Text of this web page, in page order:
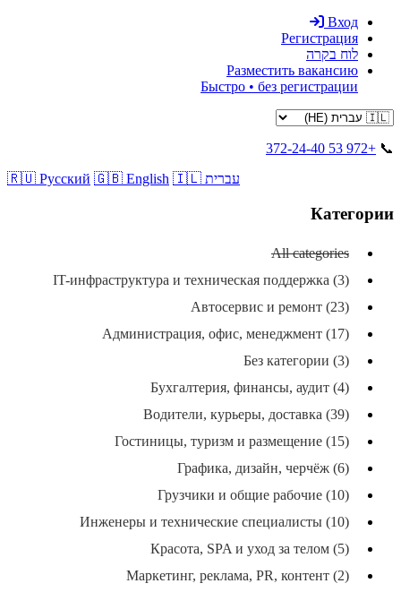
Вход
Регистрация
לוח בקרה
Разместить вакансию
Быстро • без регистрации
📞
+972 53 372-24-40
🇷🇺 Русский 🇬🇧 English 🇮🇱 עברית
Категории
All categories
IT-инфраструктура и техническая поддержка (3)
Автосервис и ремонт (23)
Администрация, офис, менеджмент (17)
Без категории (3)
Бухгалтерия, финансы, аудит (4)
Водители, курьеры, доставка (39)
Гостиницы, туризм и размещение (15)
Графика, дизайн, черчёж (6)
Грузчики и общие рабочие (10)
Инженеры и технические специалисты (10)
Красота, SPA и уход за телом (5)
Маркетинг, реклама, PR, контент (2)